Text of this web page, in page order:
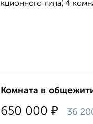
кционного типа( 4
Комната в
650 000 ₽ 36